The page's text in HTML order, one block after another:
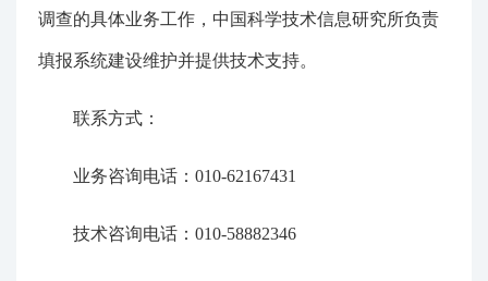
调查的具体业务工作，中国科学技术信息研究所负责
填报系统建设维护并提供技术支持。
联系方式：
业务咨询电话：010-62167431
技术咨询电话：010-58882346